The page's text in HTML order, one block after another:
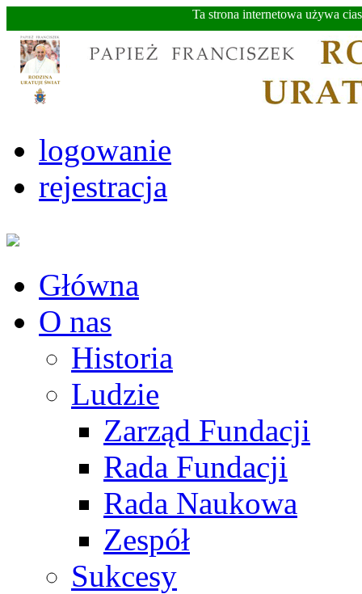
Ta strona internetowa używa
logowanie
rejestracja
Główna
O nas
Historia
Ludzie
Zarząd Fundacji
Rada Fundacji
Rada Naukowa
Zespół
Sukcesy